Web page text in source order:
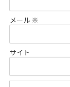
メール ※
サイト